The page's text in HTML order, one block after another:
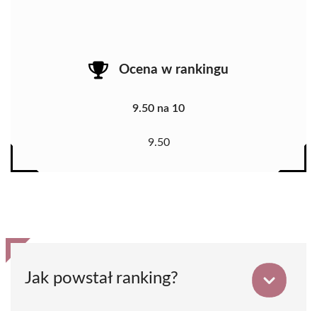
Ocena w rankingu
9.50 na 10
9.50
Jak powstał ranking?